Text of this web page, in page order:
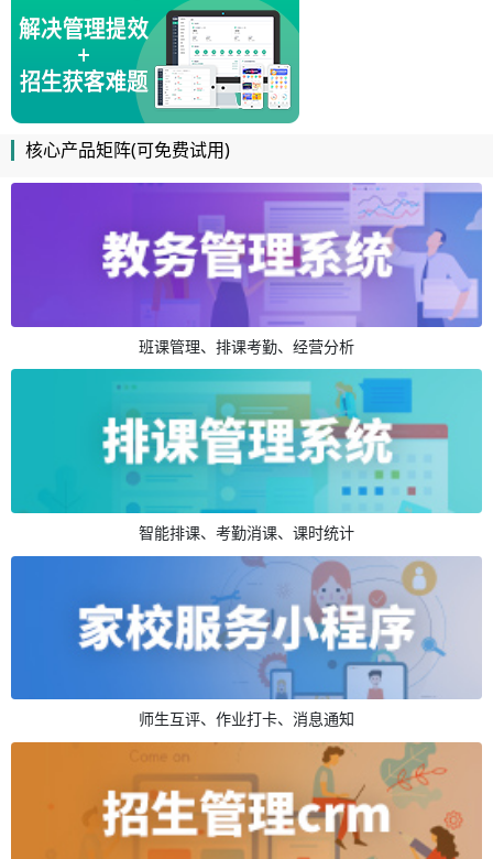
核心产品矩阵(可免费试用)
班课管理、排课考勤、经营分析
智能排课、考勤消课、课时统计
师生互评、作业打卡、消息通知